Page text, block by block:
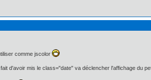
comme jscolor
d'avoir mis le class="date" va déclencher l'affichage du